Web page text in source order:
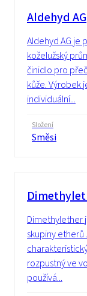
Aldehyd AG
Aldehyd AG je
koželužský
činidlo pro
kůže. Výrobek
individuální...
Složení
Směsi
Dimethylether
skupiny etherů
rozpustný ve
používá...